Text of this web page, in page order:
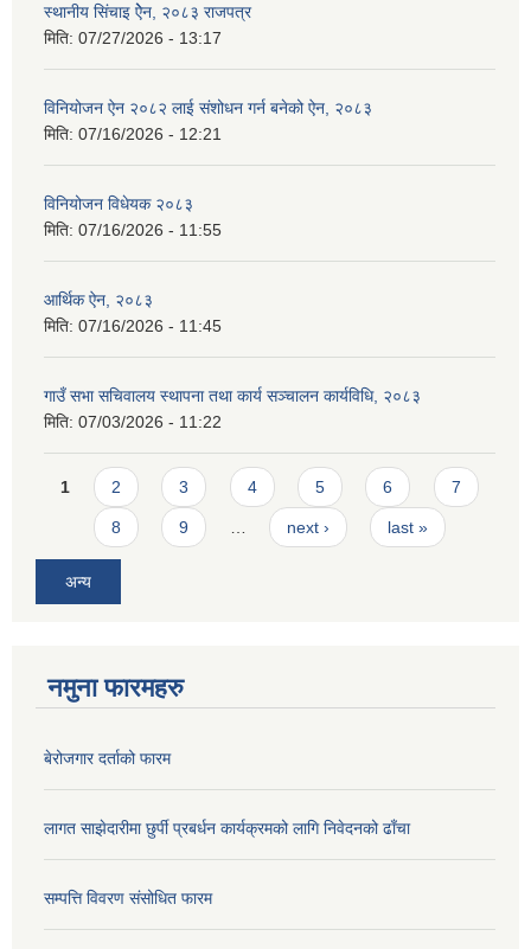
स्थानीय सिंचाइ ऐेन, २०८३ राजपत्र
मिति: 07/27/2026 - 13:17
विनियोजन ऐन २०८२ लाई संशोधन गर्न बनेको ऐन, २०८३
मिति: 07/16/2026 - 12:21
विनियोजन विधेयक २०८३
मिति: 07/16/2026 - 11:55
आर्थिक ऐन, २०८३
मिति: 07/16/2026 - 11:45
गाउँ सभा सचिवालय स्थापना तथा कार्य सञ्चालन कार्यविधि, २०८३
मिति: 07/03/2026 - 11:22
Pages
1 2 3 4 5 6 7
8 9 next › last »
अन्य
नमुना फारमहरु
बेरोजगार दर्ताको फारम
लागत साझेदारीमा छुर्पी प्रबर्धन कार्यक्रमको लागि निवेदनको ढाँचा
सम्पत्ति विवरण संसोधित फारम